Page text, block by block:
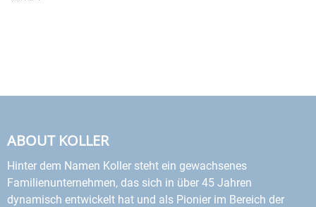
ABOUT KOLLER
Hinter dem Namen Koller steht ein gewachsenes
Familienunternehmen, das sich in über 45 Jahren
dynamisch entwickelt hat und als Pionier im Bereich der